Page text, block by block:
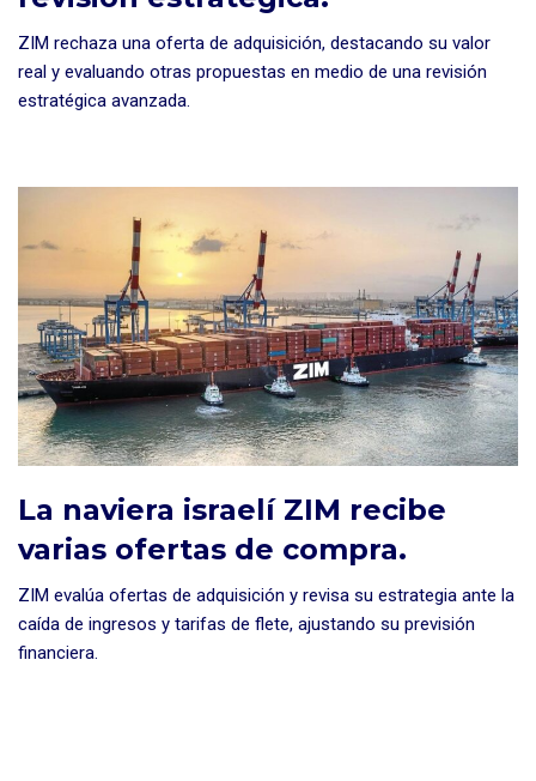
ZIM rechaza una oferta de adquisición, destacando su valor
real y evaluando otras propuestas en medio de una revisión
estratégica avanzada.
La naviera israelí ZIM recibe
varias ofertas de compra.
ZIM evalúa ofertas de adquisición y revisa su estrategia ante la
caída de ingresos y tarifas de flete, ajustando su previsión
financiera.